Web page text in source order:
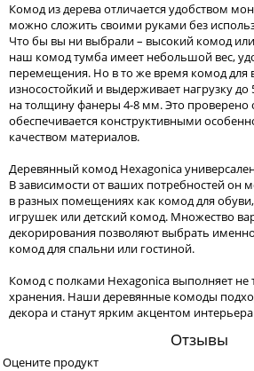
Комод из дерева отличается удобством
можно сложить своими руками без
Что бы вы ни выбрали – высокий комод
наш комод тумба имеет небольшой вес,
перемещения. Но в то же время комод
износостойкий и выдерживает нагрузку до
на толщину фанеры 4-8 мм. Это
обеспечивается конструктивными
качеством материалов.
Деревянный комод Hexagonica
В зависимости от ваших потребностей он
в разных помещениях как комод для
игрушек или детский комод. Множество
декорирования позволяют выбрать
комод для спальни или гостиной.
Комод с полками Hexagonica выполняет
хранения. Наши деревянные комоды
декора и станут ярким акцентом
Отзывы
Оцените продукт